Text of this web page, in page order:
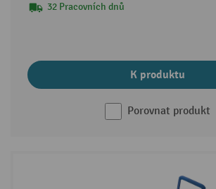
32 Pracovních dnů
K produktu
Porovnat produkt